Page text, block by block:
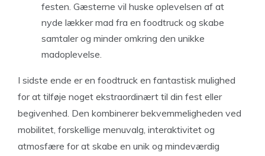
festen. Gæsterne vil huske oplevelsen af at
nyde lækker mad fra en foodtruck og skabe
samtaler og minder omkring den unikke
madoplevelse.
I sidste ende er en foodtruck en fantastisk mulighed
for at tilføje noget ekstraordinært til din fest eller
begivenhed. Den kombinerer bekvemmeligheden ved
mobilitet, forskellige menuvalg, interaktivitet og
atmosfære for at skabe en unik og mindeværdig